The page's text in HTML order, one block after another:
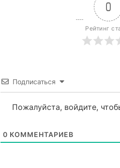
0
Рейтинг
Подписаться
Пожалуйста, войдите,
0 КОММЕНТАРИЕВ